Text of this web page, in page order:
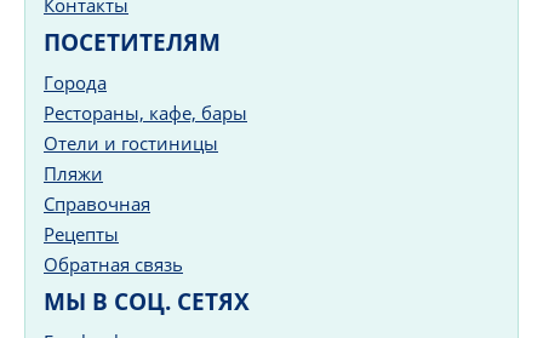
Контакты
ПОСЕТИТЕЛЯМ
Города
Рестораны, кафе, бары
Отели и гостиницы
Пляжи
Справочная
Рецепты
Обратная связь
МЫ В СОЦ. СЕТЯХ